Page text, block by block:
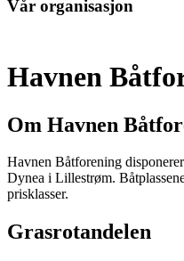
Vår organisasjon
Havnen
Om Havnen
Havnen Båtforening
Dynea i Lillestrøm.
prisklasser.
Grasrotandelen